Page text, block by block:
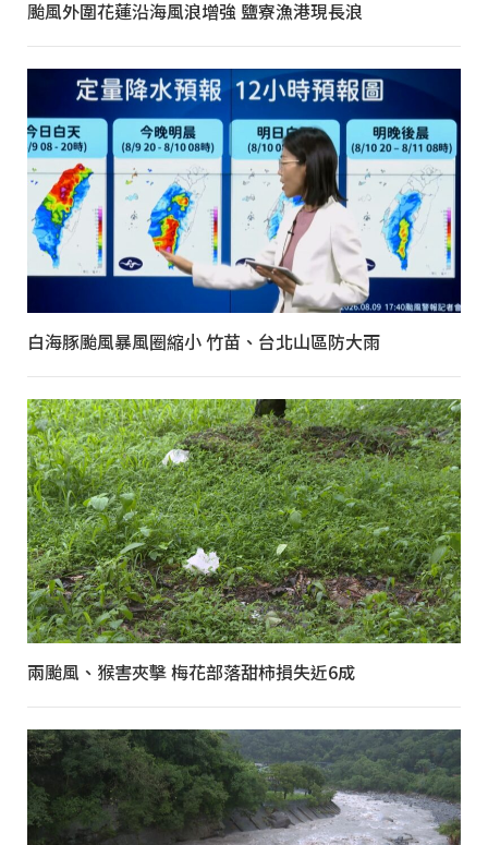
颱風外圍花蓮沿海風浪增強 鹽寮漁港現長浪
白海豚颱風暴風圈縮小 竹苗、台北山區防大雨
兩颱風、猴害夾擊 梅花部落甜柿損失近6成